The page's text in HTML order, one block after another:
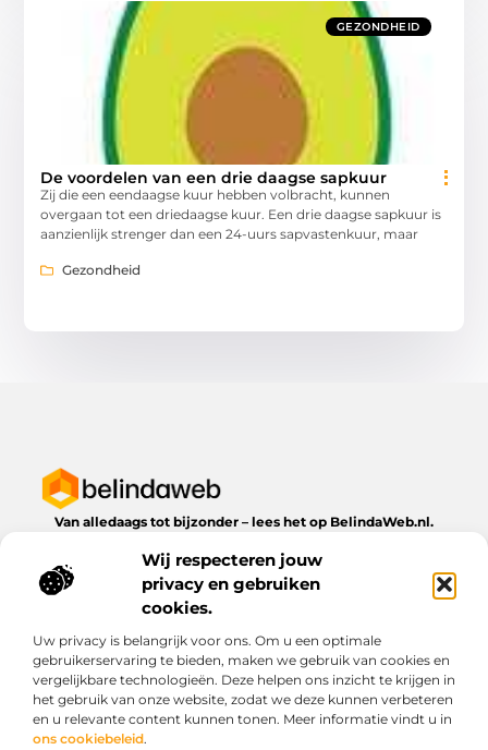
Wij respecteren jouw
privacy en gebruiken
cookies.
Uw privacy is belangrijk voor ons. Om u een optimale
gebruikerservaring te bieden, maken we gebruik van cookies en
vergelijkbare technologieën. Deze helpen ons inzicht te krijgen in
het gebruik van onze website, zodat we deze kunnen verbeteren
en u relevante content kunnen tonen. Meer informatie vindt u in
ons cookiebeleid.
GEZONDHEID
De voordelen van een drie daagse sapkuur
Zij die een eendaagse kuur hebben volbracht, kunnen
overgaan tot een driedaagse kuur. Een drie daagse sapkuur is
aanzienlijk strenger dan een 24-uurs sapvastenkuur, maar
Gezondheid
Van alledaags tot bijzonder – lees het op BelindaWeb.nl.
dagelijks leven te bieden heeft.
Bericht categorie
Onze informatie